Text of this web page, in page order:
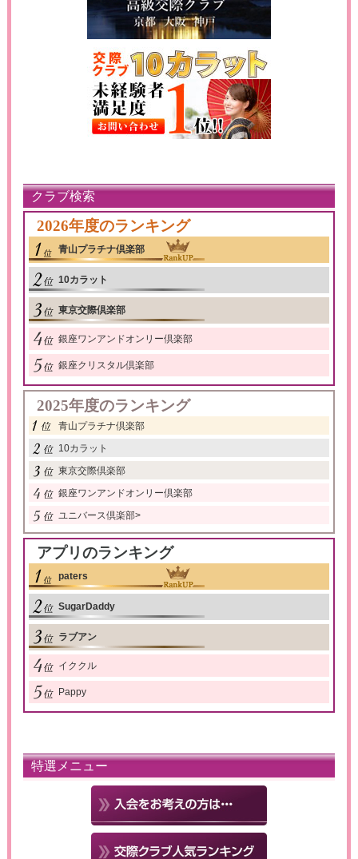
クラブ検索
2026年度のランキング
青山プラチナ倶楽部
10カラット
東京交際倶楽部
銀座ワンアンドオンリー倶楽部
銀座クリスタル倶楽部
2025年度のランキング
青山プラチナ倶楽部
10カラット
東京交際倶楽部
銀座ワンアンドオンリー倶楽部
ユニバース倶楽部>
アプリのランキング
paters
SugarDaddy
ラブアン
イククル
Pappy
特選メニュー